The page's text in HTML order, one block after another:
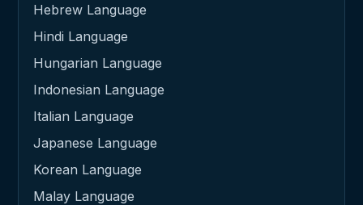
Hebrew Language
Hindi Language
Hungarian Language
Indonesian Language
Italian Language
Japanese Language
Korean Language
Malay Language